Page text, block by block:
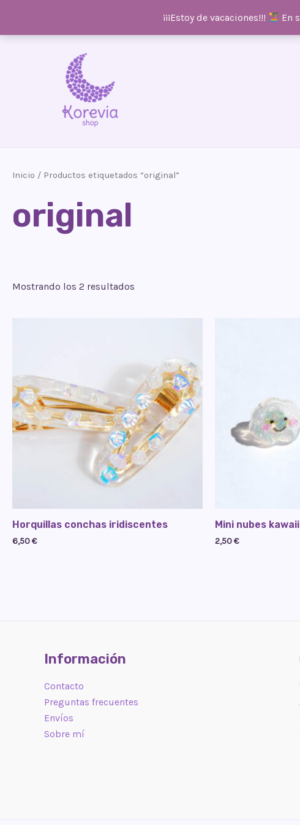
¡¡¡Estoy de vacaciones!!! En
Inicio / Productos etiquetados “original”
original
Mostrando los 2 resultados
Horquillas conchas iridiscentes
6,50€
Mini nubes kawaii
2,50€
Información
Contacto
Preguntas frecuentes
Envíos
Sobre mí